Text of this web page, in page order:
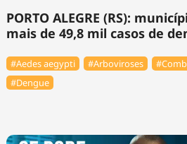
PORTO ALEGRE (RS):
mais de 49,8 mil casos de
#Aedes aegypti #Arboviroses
#Dengue